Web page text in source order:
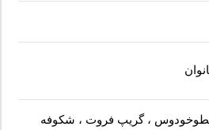
، گریپ فروت ، شکوفه